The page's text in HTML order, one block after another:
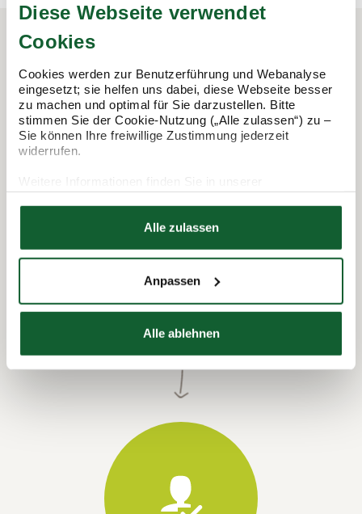
Diese Webseite verwendet
Cookies
Cookies werden zur Benutzerführung und Webanalyse
eingesetzt; sie helfen uns dabei, diese Webseite besser
zu machen und optimal für Sie darzustellen. Bitte
stimmen Sie der Cookie-Nutzung („Alle zulassen“) zu –
Sie können Ihre freiwillige Zustimmung jederzeit
widerrufen.
Datenschutzerklärung
Alle zulassen
Anpassen
Alle ablehnen
In 3 Schritten zur Steuererklärung.
So funktioniert's:
Termin vereinbaren